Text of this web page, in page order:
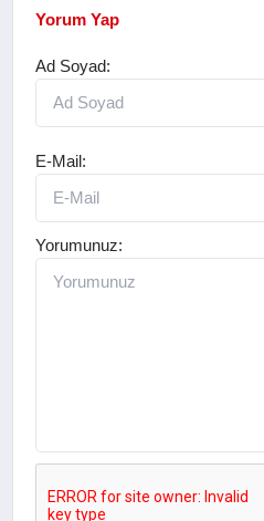
Yorum Yap
Ad Soyad:
E-Mail:
Yorumunuz: